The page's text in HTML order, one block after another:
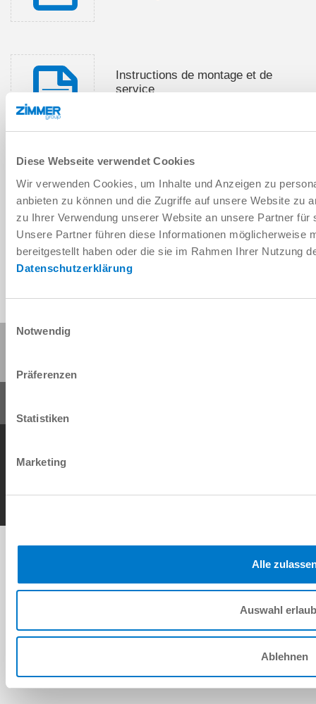
Diese Webseite verwendet Cookies
Wir verwenden Cookies, um Inhalte und Anzeigen zu
anbieten zu können und die Zugriffe auf unsere Website zu
zu Ihrer Verwendung unserer Website an unsere Partner
Unsere Partner führen diese Informationen möglicherweise
bereitgestellt haben oder die sie im Rahmen Ihrer Nutzung
Datenschutzerklärung
Notwendig
Präferenzen
Statistiken
Marketing
Alle
Auswahl
Ablehnen
Instructions de montage et de
service
Télécharger les données de CAO
Télécharger